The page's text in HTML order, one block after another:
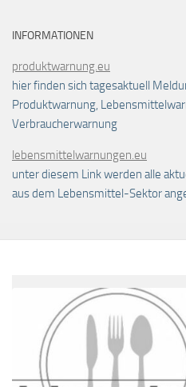
INFORMATIONEN
produktwarnung.eu
hier finden sich tagesaktuell
Produktwarnung,
Verbraucherwarnung
lebensmittelwarnungen.eu
unter diesem Link werden alle
aus dem Lebensmittel-Sektor